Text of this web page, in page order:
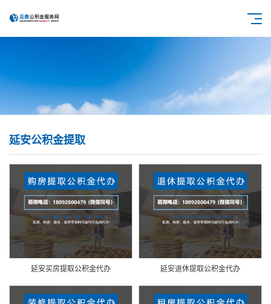
延安公积金提取
延安买房提取公积金代办 延安退休提取公积金代办